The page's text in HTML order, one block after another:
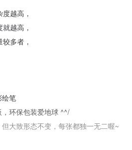
越高，
越高，
多者，
绘笔
环保包装爱地球 ^^/
大致形态不变，每张都独一无二喔~